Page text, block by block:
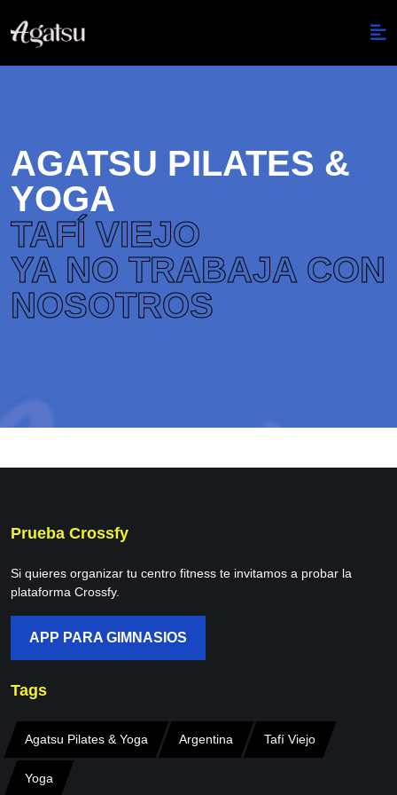
AGATSU PILATES &
YOGA
TAFÍ VIEJO
YA NO TRABAJA CON
NOSOTROS
Prueba Crossfy
Si quieres organizar tu centro fitness te invitamos a probar la
plataforma Crossfy.
APP PARA GIMNASIOS
Tags
Agatsu Pilates & Yoga Argentina Tafí Viejo
Yoga